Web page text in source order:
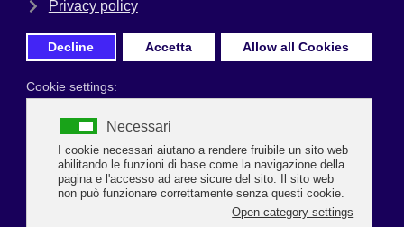
Prima Pagina
ACCESSO AI LUOGHI DI LAVORO:
OBBLIGO
“GREEN PASS”
DAL 15 OTTOBRE 2021